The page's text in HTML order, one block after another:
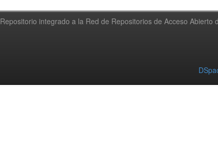
Repositorio integrado a la Red de Repositorios de Acceso Abierto